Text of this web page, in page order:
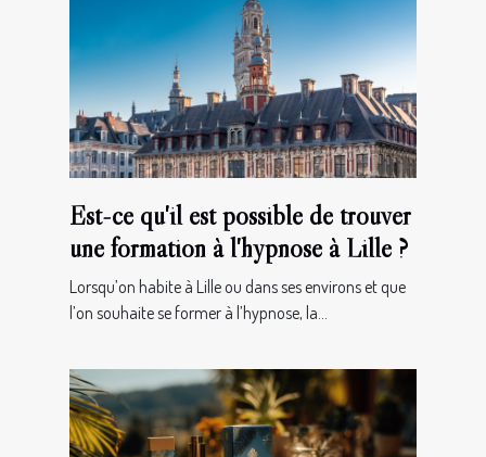
Est-ce qu'il est possible de trouver
une formation à l'hypnose à Lille ?
Lorsqu’on habite à Lille ou dans ses environs et que
l’on souhaite se former à l’hypnose, la...